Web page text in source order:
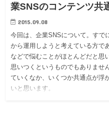
業SNSのコンテンツ共
2015.09.08
今回は、企業SNSについて。すで
から運用しようと考えている方で
などで悩むことがほとんどだと思
思いつくというものでもありませ
ていくなか、いくつか共通点が浮
いと思います。